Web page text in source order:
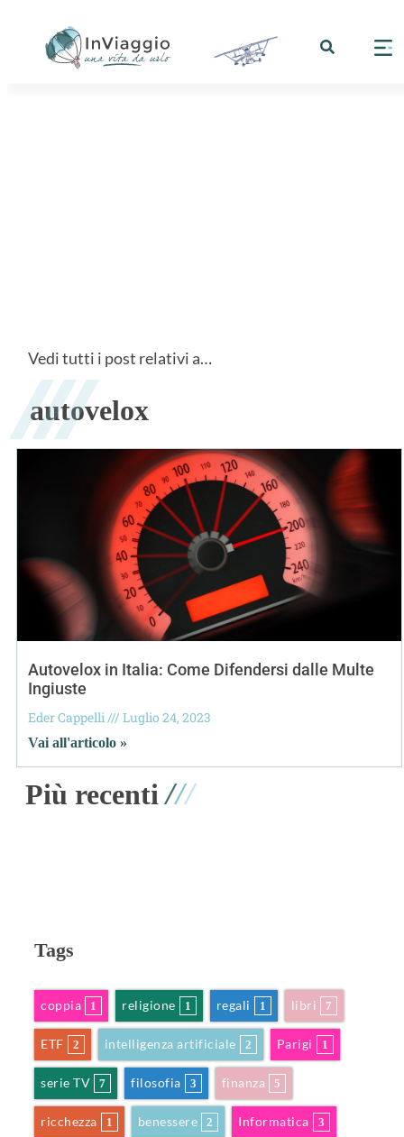
Vedi tutti i post relativi a…
autovelox
Autovelox in Italia: Come Difendersi dalle Multe
Ingiuste
Eder Cappelli Luglio 24, 2023
Vai all'articolo »
Più recenti///
Tags
coppia 1 religione 1 regali 1 libri 7
ETF 2 intelligenza artificiale 2 Parigi 1
serie TV 7 filosofia 3 finanza 5
ricchezza 1 benessere 2 Informatica 3